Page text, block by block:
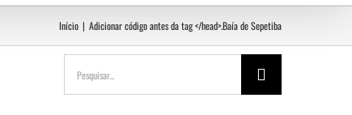
Início | Adicionar código antes da tag </head>.Baía de Sepetiba
Buscar
resultados
para: